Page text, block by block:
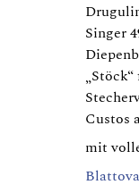
Singer
Custos
mit